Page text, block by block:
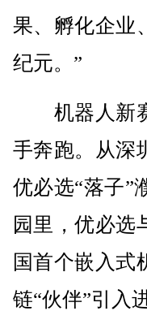
果、孵化企业
纪元。”
机器人新赛
手奔跑。从深
优必选“落子”
园里，优必选
国首个嵌入式
链“伙伴”引入